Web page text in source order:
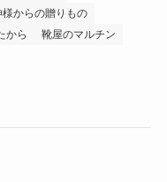
様からの贈りもの
から 靴屋のマルチン